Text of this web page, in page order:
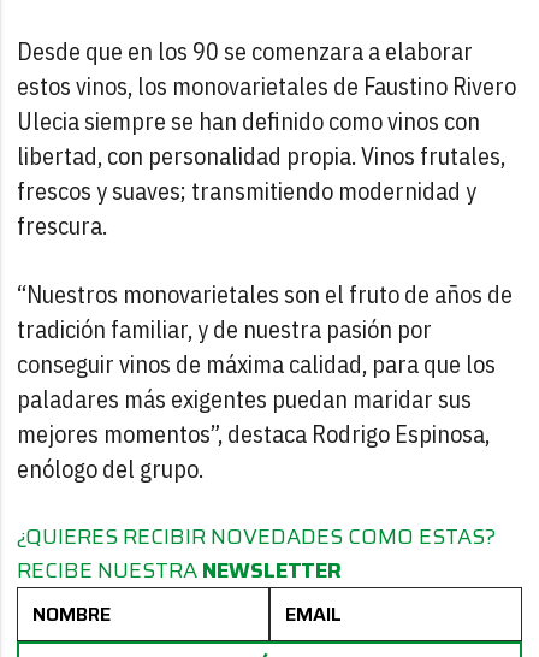
Desde que en los 90 se comenzara a elaborar
estos vinos, los monovarietales de Faustino Rivero
Ulecia siempre se han definido como vinos con
libertad, con personalidad propia. Vinos frutales,
frescos y suaves; transmitiendo modernidad y
frescura.
“Nuestros monovarietales son el fruto de años de
tradición familiar, y de nuestra pasión por
conseguir vinos de máxima calidad, para que los
paladares más exigentes puedan maridar sus
mejores momentos”, destaca Rodrigo Espinosa,
enólogo del grupo.
¿QUIERES RECIBIR NOVEDADES COMO ESTAS?
RECIBE NUESTRANEWSLETTER